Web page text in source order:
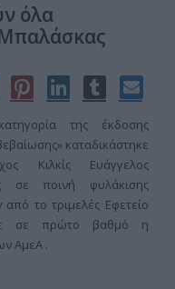
όλα
της έκδοσης
καταδικάστηκε
Κιλκίς Ευάγγελος
σε ποινή φυλάκισης
το τριμελές Εφετείο
σε πρώτο βαθμό η
ΑμεΑ .